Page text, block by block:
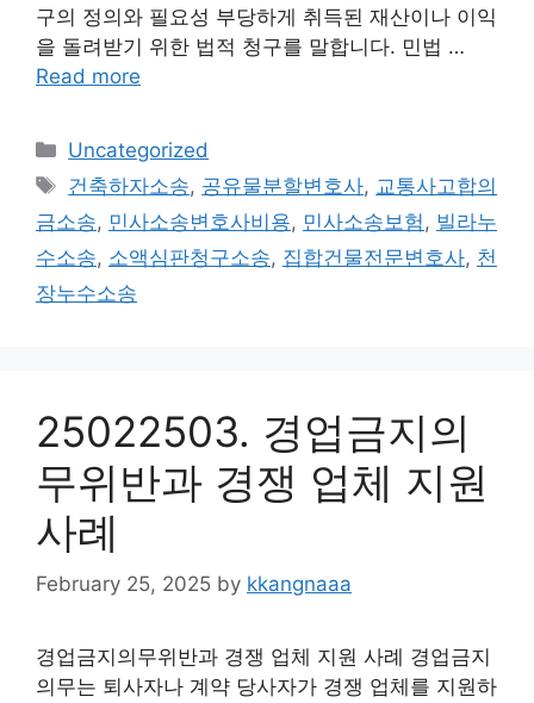
구의 정의와 필요성 부당하게 취득된 재산이나 이익
을 돌려받기 위한 법적 청구를 말합니다. 민법 …
Read more
Categories
Uncategorized
Tags
건축하자소송, 공유물분할변호사, 교통사고합의
금소송, 민사소송변호사비용, 민사소송보험 , 빌라누
수소송, 소액심판청구소송, 집합건물전문변호사, 천
장누수소송
25022503. 경업금지의
무위반과 경쟁 업체 지원
사례
February 25, 2025 by kkangnaaa
경업금지의무위반과 경쟁 업체 지원 사례 경업금지
의무는 퇴사자나 계약 당사자가 경쟁 업체를 지원하